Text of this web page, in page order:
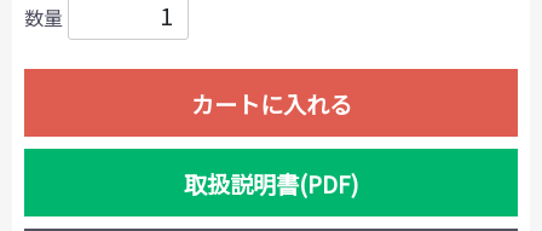
数量
カートに入れる
取扱説明書(PDF)